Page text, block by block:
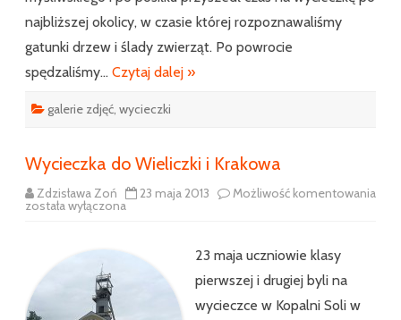
najbliższej okolicy, w czasie której rozpoznawaliśmy
gatunki drzew i ślady zwierząt. Po powrocie
spędzaliśmy… Czytaj dalej »
galerie zdjęć wycieczki
Wycieczka do Wieliczki i Krakowa
Zdzisława Zoń 23 maja 2013 Możliwość komentowania
Wycieczka
została wyłączona
23 maja uczniowie klasy
pierwszej i drugiej byli na
wycieczce w Kopalni Soli w